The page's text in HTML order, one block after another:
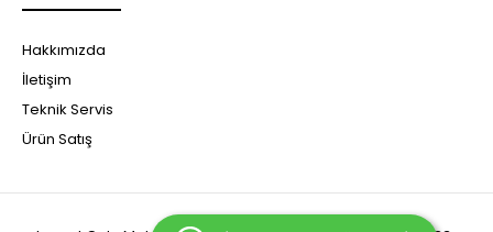
Hakkımızda
İletişim
Teknik Servis
Ürün Satış